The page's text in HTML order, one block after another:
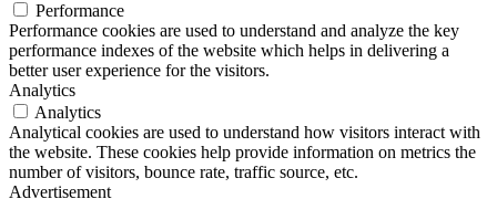
Performance
Performance cookies are used to understand and analyze the key
performance indexes of the website which helps in delivering a
better user experience for the visitors.
Analytics
Analytics
Analytical cookies are used to understand how visitors interact with
the website. These cookies help provide information on metrics the
number of visitors, bounce rate, traffic source, etc.
Advertisement